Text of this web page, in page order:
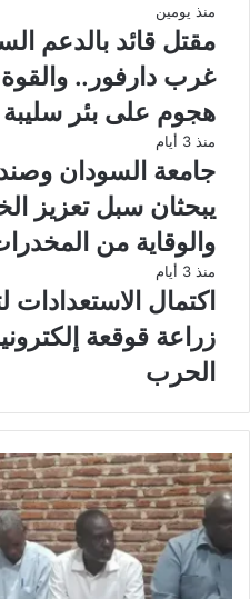
منذ يومين
مقتل قائد بالدعم
غرب دارفور..
هجوم على بئر
منذ 3 أيام
جامعة السودان
يبحثان سبل تعزيز
والوقاية من
منذ 3 أيام
اكتمال
زراعة قوقعة
الحرب